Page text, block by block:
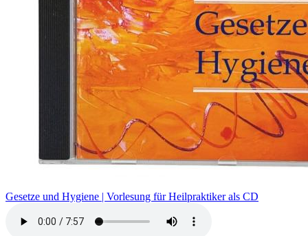
Gesetze und Hygiene | Vorlesung für Heilpraktiker als CD